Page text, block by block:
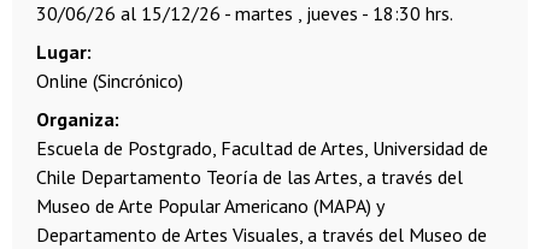
30/06/26 al 15/12/26 - martes , jueves - 18:30 hrs.
Lugar
Online (Sincrónico)
Organiza
Escuela de Postgrado, Facultad de Artes, Universidad de
Chile Departamento Teoría de las Artes, a través del
Museo de Arte Popular Americano (MAPA) y
Departamento de Artes Visuales, a través del Museo de